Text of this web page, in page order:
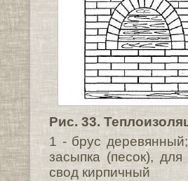
Рис. 33.
1 - брус
засыпка (песок),
свод кирпичный